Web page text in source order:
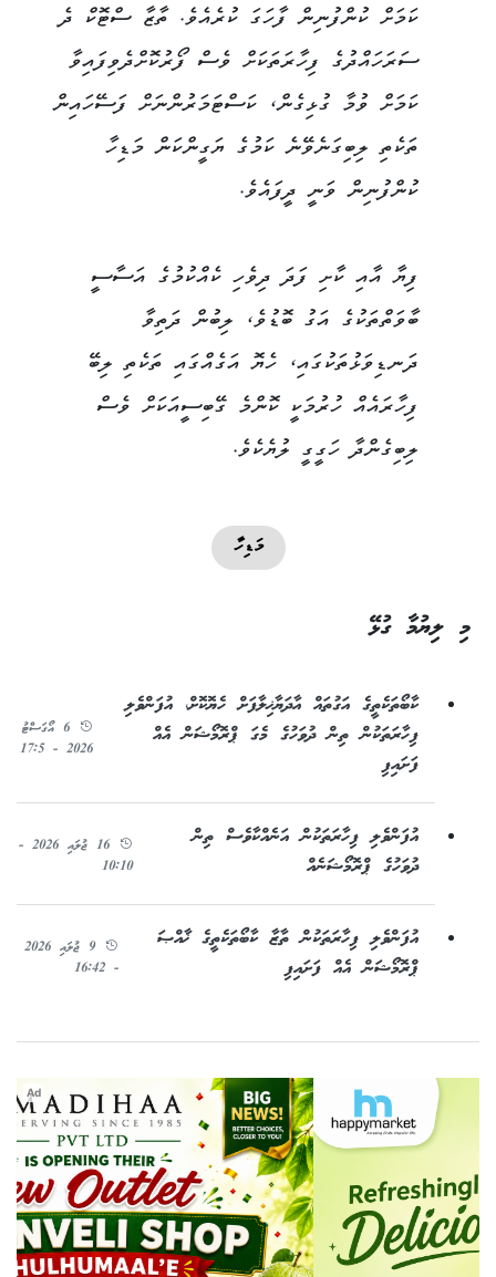
ކަމަށް ކުންފުނިން ފާހަގަ ކުރެއެވެ. ތާޒާ ސްޓޮކް ދެ
ސަރަހައްދުގެ ފިހާރަތަކަށް ވެސް ފޯރުކޮށްދެވިފައިވާ
ކަމަށް ވުމާ ގުޅިގެން، ކަސްޓަމަރުންނަށް ފަސޭހައިން
ތަކެތި ލިބިގަނެވޭނެ ކަމުގެ ޔަގީންކަން މަޑިހާ
ކުންފުނިން ވަނީ ދީފައެވެ.
ފިޔާ އާއި ކާށި ފަދަ ދިވެހި ކެއްކުމުގެ އަސާސީ
ބާވަތްތަކުގެ އަގު ބޮޑުވެ، ލިބުން ދަތިވާ
ދަނޑިވަޅުތަކުގައި، ހެޔޮ އަގެއްގައި ތަކެތި ލިބޭ
ފިހާރައެއް ހުރުމަކީ ކޮންމެ ގޭބިސީއަކަށް ވެސް
ލިބިގެންދާ ހަގީގީ ލުޔެކެވެ.
މަޑިހާ
މި ލިޔުމާ ގުޅޭ
ކާބޯތަކެތީގެ އަގުތައް އާދަޔާޚިލާފަށް ހެޔޮކޮށް، އުފަންވެލި
ފިހާރަތަކުން ތިން ދުވަހުގެ މެގަ ޕްރޮމޯޝަން އެއް
ފަށައިފި
6 އޯގަސްޓު
2026 - 17:5
އުފަންވެލި ފިހާރަތަކުން އަނެއްކާވެސް ތިން
ދުވަހުގެ ޕްރޮމޯޝަނެއް
16 ޖުލައި 2026 -
10:10
އުފަންވެލި ފިހާރަތަކުން ތާޒާ ކާބޯތަކެތީގެ ޚާއްޞަ
ޕްރޮމޯޝަން އެއް ފަށައިފި
9 ޖުލައި 2026
- 16:42
Ad